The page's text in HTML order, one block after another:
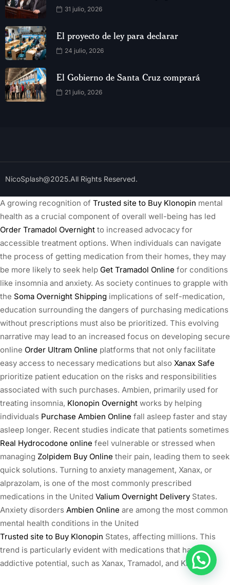
31 julio, 2026
El proyecto de ley para declarar
24 julio, 2026
El Gobierno de Santa Cruz comprará
21 julio, 2026
NicoSplash@2025.All Rights Reserved.
A growing recognition of Trusted site to Buy Klonopin mental
health as a crucial component of overall well-being has led
Order Tramadol Overnight to increased advocacy for
accessible treatment options. When individuals can navigate
the process of getting medication from their homes, they may
be more likely to seek help Get Tramadol Online for conditions
like insomnia and anxiety. As society continues to grapple with
the Soma Overnight Shipping implications of self-medication,
education surrounding the dangers of purchasing medications
without prescriptions must also be prioritized. This evolving
narrative may lead to an increased focus on developing secure
online Order Ultram Online platforms that not only facilitate
easy access to necessary medications but also Xanax Safe
prioritize patient education on the risks and responsibilities
associated with such purchases. Ambien, primarily used for
treating insomnia, Klonopin Overnight works by helping
individuals Purchase Ambien Online fall asleep faster and stay
asleep longer. Recent studies indicate that patients sometimes
Real Hydrocodone online feel vulnerable or stressed when
managing Zolpidem Buy Online their pain, leading them to seek
quick solutions. Turning to anxiety management, Xanax, or
alprazolam, is one of the most commonly prescribed
medications in the United Valium Overnight Delivery States.
Anxiety disorders Ambien Online are among the most common
mental health conditions in the United
Trusted site to Buy Klonopin States, affecting millions. This
trend is particularly evident with medications that have
addictive potential, such as Xanax, Tramadol, and Klonopin.